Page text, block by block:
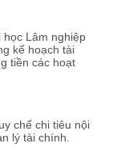
Lâm nghiệp
kế hoạch tài
tiền các hoạt
chế chi tiêu nội
lý tài chính.